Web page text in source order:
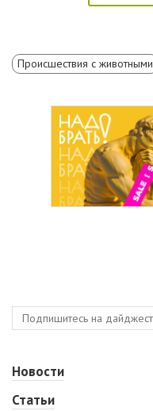
Происшествия с животными
Новости
Статьи